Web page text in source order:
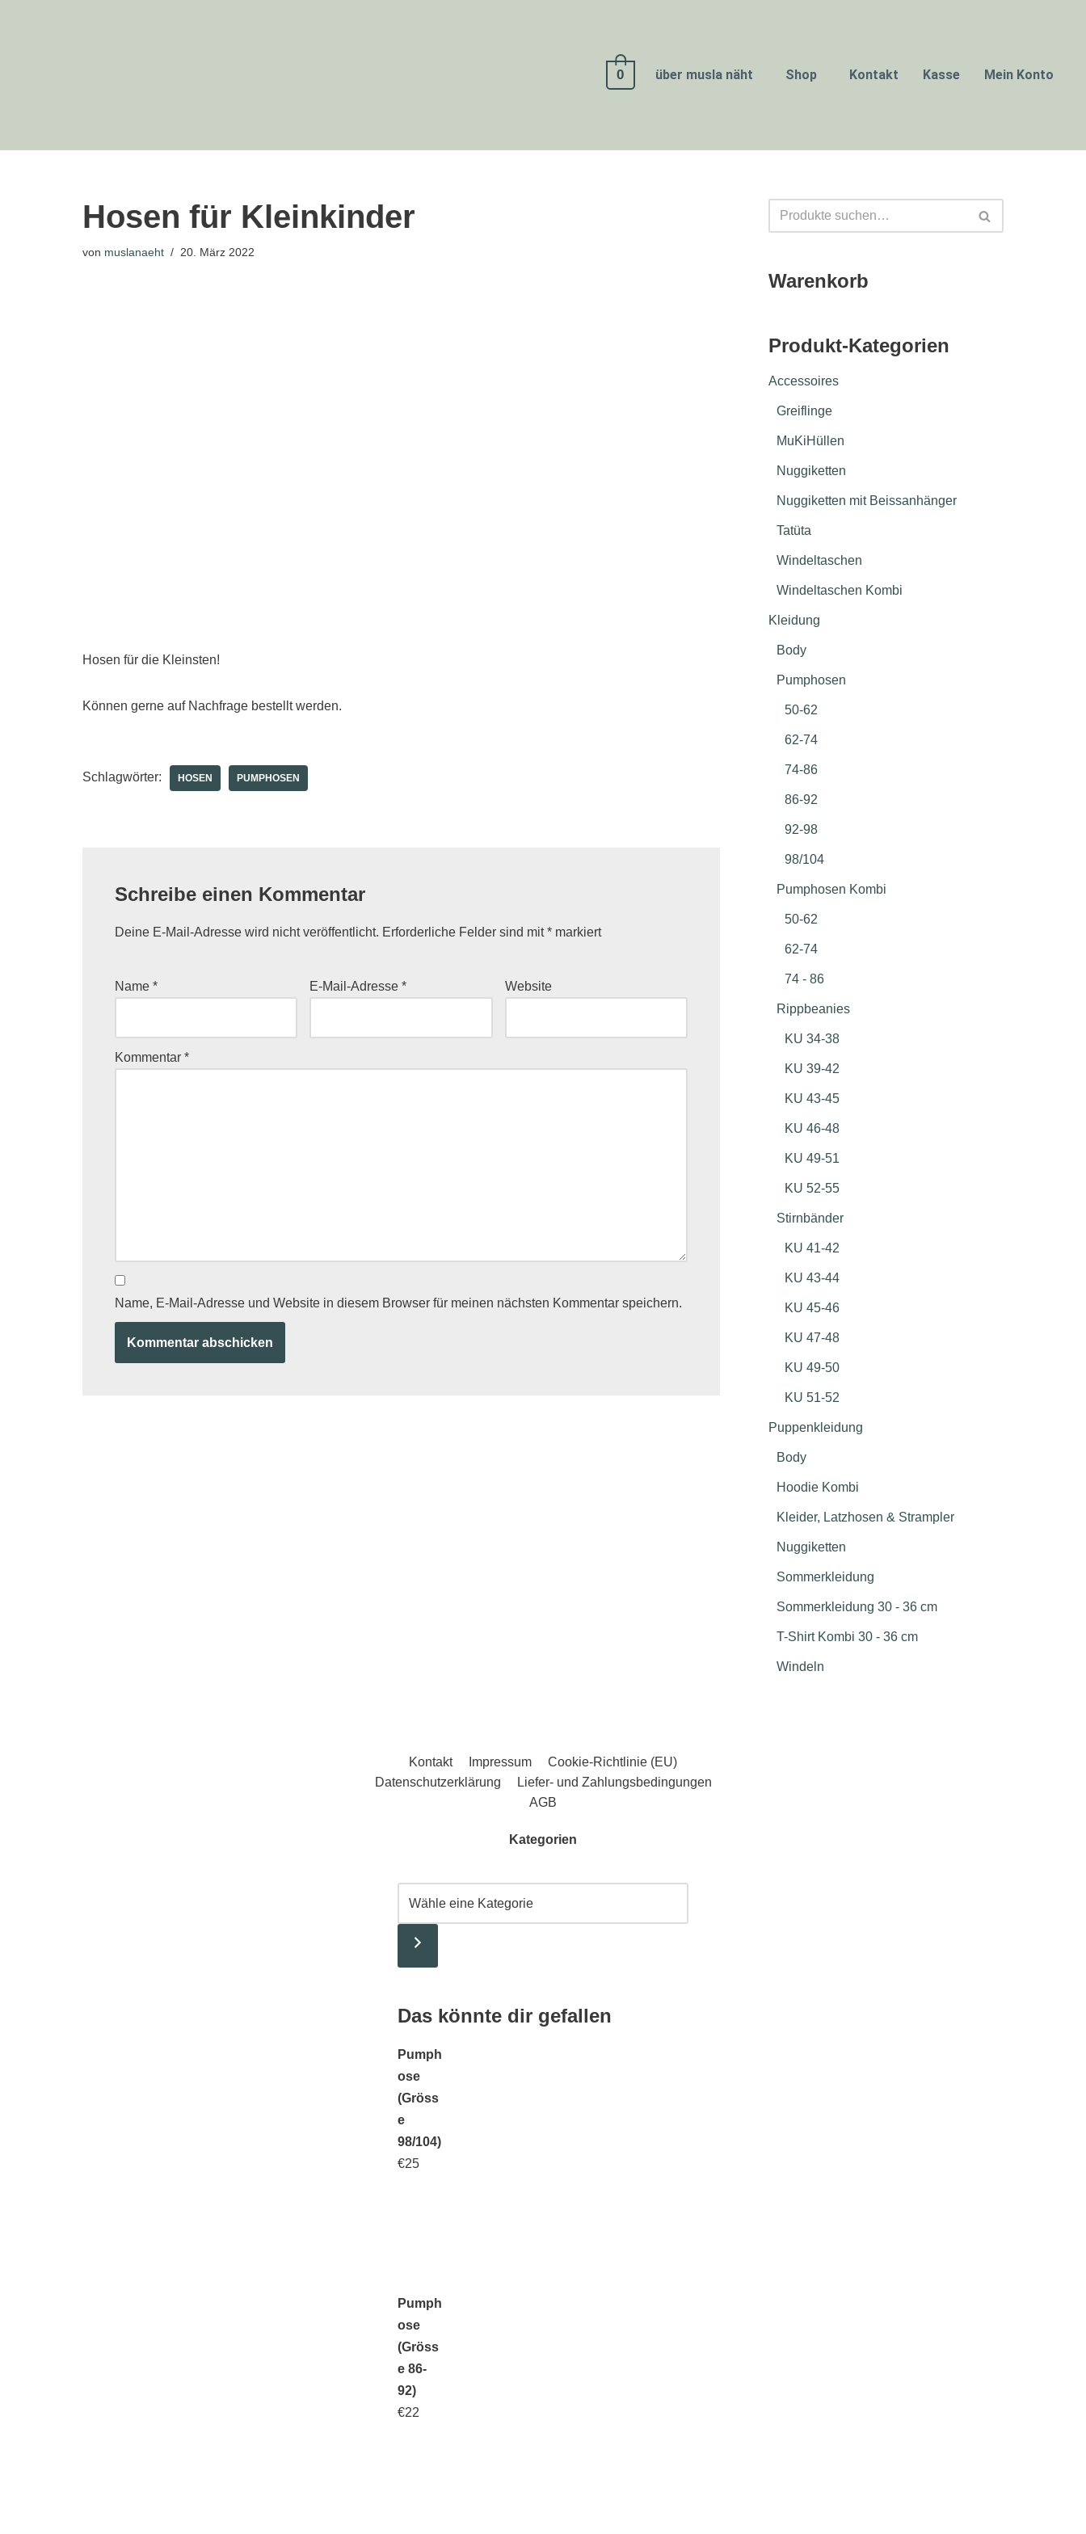
0 über musla näht Shop Kontakt Kasse Mein Konto
Hosen für Kleinkinder
von muslanaeht 20. März 2022
Hosen für die Kleinsten!
Können gerne auf Nachfrage bestellt werden.
Schlagwörter: HOSEN PUMPHOSEN
Schreibe einen Kommentar
Deine E-Mail-Adresse wird nicht veröffentlicht. Erforderliche Felder sind mit* markiert
Name * E-Mail-Adresse* Website
Kommentar *
Name, E-Mail-Adresse und Website in diesem Browser für meinen nächsten Kommentar speichern.
Warenkorb
Produkt-Kategorien
Accessoires
Greiflinge
MuKiHüllen
Nuggiketten
Nuggiketten mit Beissanhänger
Tatüta
Windeltaschen
Windeltaschen Kombi
Kleidung
Body
Pumphosen
50-62
62-74
74-86
86-92
92-98
98/104
Pumphosen Kombi
50-62
62-74
74 - 86
Rippbeanies
KU 34-38
KU 39-42
KU 43-45
KU 46-48
KU 49-51
KU 52-55
Stirnbänder
KU 41-42
KU 43-44
KU 45-46
KU 47-48
KU 49-50
KU 51-52
Puppenkleidung
Body
Hoodie Kombi
Kleider, Latzhosen & Strampler
Nuggiketten
Sommerkleidung
Sommerkleidung 30 - 36 cm
T-Shirt Kombi 30 - 36 cm
Windeln
Kontakt Impressum
Cookie-Richtlinie (EU)
Datenschutzerklärung
Liefer- und Zahlungsbedingungen
AGB
Kategorien
Das könnte dir gefallen
Pumph
ose
(Gröss
e
98/104)
€25
Pumph
ose
(Gröss
e 86-
92)
€22